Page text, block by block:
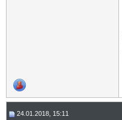
24.01.2018, 15:11